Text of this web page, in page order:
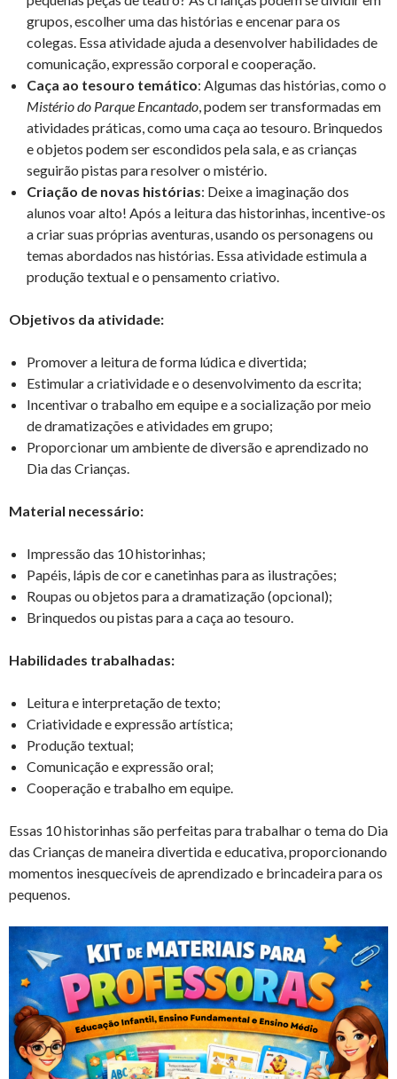
grupos, escolher uma das histórias e encenar para os
colegas. Essa atividade ajuda a desenvolver habilidades de
comunicação, expressão corporal e cooperação.
Caça ao tesouro temático: Algumas das histórias, como o
Mistério do Parque Encantado, podem ser transformadas em
atividades práticas, como uma caça ao tesouro. Brinquedos
e objetos podem ser escondidos pela sala, e as crianças
seguirão pistas para resolver o mistério.
Criação de novas histórias: Deixe a imaginação dos
alunos voar alto! Após a leitura das historinhas, incentive-os
a criar suas próprias aventuras, usando os personagens ou
temas abordados nas histórias. Essa atividade estimula a
produção textual e o pensamento criativo.
Objetivos da atividade:
Promover a leitura de forma lúdica e divertida;
Estimular a criatividade e o desenvolvimento da escrita;
Incentivar o trabalho em equipe e a socialização por meio
de dramatizações e atividades em grupo;
Proporcionar um ambiente de diversão e aprendizado no
Dia das Crianças.
Material necessário:
Impressão das 10 historinhas;
Papéis, lápis de cor e canetinhas para as ilustrações;
Roupas ou objetos para a dramatização (opcional);
Brinquedos ou pistas para a caça ao tesouro.
Habilidades trabalhadas:
Leitura e interpretação de texto;
Criatividade e expressão artística;
Produção textual;
Comunicação e expressão oral;
Cooperação e trabalho em equipe.
Essas 10 historinhas são perfeitas para trabalhar o tema do Dia
das Crianças de maneira divertida e educativa, proporcionando
momentos inesquecíveis de aprendizado e brincadeira para os
pequenos.